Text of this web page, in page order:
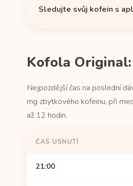
Sledujte svůj kofein s
Kofola
Nejpozdější čas na poslední
mg zbytkového kofeinu, při
až 12 hodin.
ČAS USNUTÍ
21:00